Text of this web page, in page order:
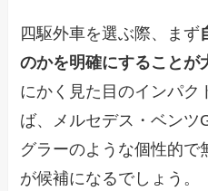
四駆外車を選ぶ際、まず
のかを明確にすることが
にかく見た目のインパク
ば、メルセデス・ベンツ
グラーのような個性的で
が候補になるでしょう。